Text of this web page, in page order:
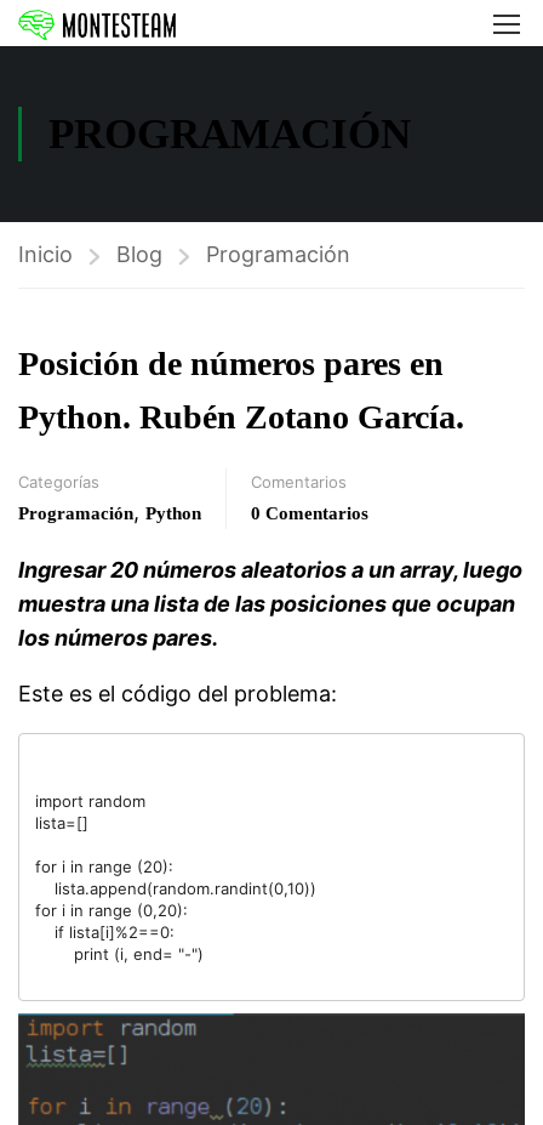
PROGRAMACIÓN
Inicio Blog Programación
Posición de números pares en
Python. Rubén Zotano García.
Categorías
Programación, Python
Comentarios
0 Comentarios
Ingresar 20 números aleatorios a un array, luego
muestra una lista de las posiciones que ocupan
los números pares.
Este es el código del problema:
import random
lista=[]
for i in range (20):
for i in range (0,20):